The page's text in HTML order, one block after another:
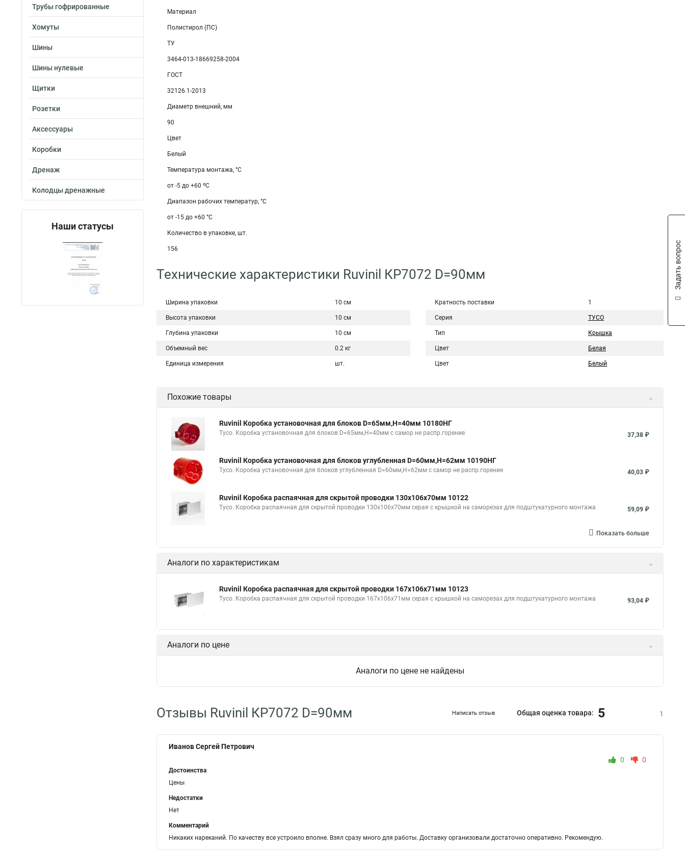
Трубы гофрированные
Хомуты
Шины
Шины нулевые
Щитки
Розетки
Аксессуары
Коробки
Дренаж
Колодцы дренажные
Наши статусы
Материал
Полистирол (ПС)
ТУ
3464-013-18669258-2004
ГОСТ
32126.1-2013
Диаметр внешний, мм
90
Цвет
Белый
Температура монтажа, °С
от -5 до +60 ºС
Диапазон рабочих температур, °С
от -15 до +60 °С
Количество в упаковке, шт.
156
Технические характеристики Ruvinil КР7072 D=90мм
Ширина упаковки 10 см
Высота упаковки 10 см
Глубина упаковки 10 см
Объемный вес 0.2 кг
Единица измерения шт.
Кратность поставки 1
Серия ТУСО
Тип Крышка
Цвет Белая
Цвет Белый
Похожие товары
Ruvinil Коробка установочная для блоков D=65мм,H=40мм 10180НГ
Тусо. Коробка установочная для блоков D=65мм,H=40мм с самор не распр.горение 37,38 ₽
Ruvinil Коробка установочная для блоков углубленная D=60мм,Н=62мм 10190НГ
Тусо. Коробка установочная для блоков углубленная D=60мм,Н=62мм с самор не распр.горение 40,03 ₽
Ruvinil Коробка распаячная для скрытой проводки 130х106х70мм 10122
Тусо. Коробка распаячная для скрытой проводки 130х106х70мм серая с крышкой на саморезах для подштукатурного монтажа 59,09 ₽
Показать больше
Аналоги по характеристикам
Ruvinil Коробка распаячная для скрытой проводки 167х106х71мм 10123
Тусо. Коробка распаячная для скрытой проводки 167х106х71мм серая с крышкой на саморезах для подштукатурного монтажа 93,04 ₽
Аналоги по цене
Аналоги по цене не найдены
Отзывы Ruvinil КР7072 D=90мм Написать отзыв Общая оценка товара: 5 1
Иванов Сергей Петрович
0
0
Достоинства
Цены
Недостатки
Нет
Комментарий
Никаких нареканий. По качеству все устроило вполне. Взял сразу много для работы. Доставку организовали достаточно оперативно. Рекомендую.
Задать вопрос